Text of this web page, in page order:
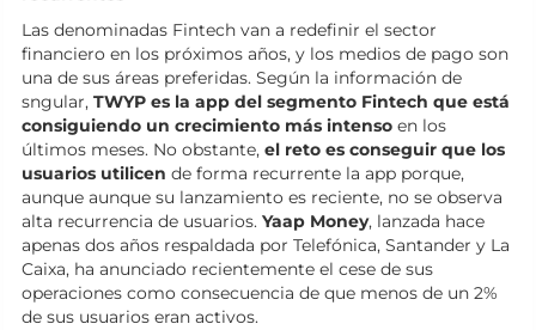
Las denominadas Fintech van a redefinir el sector
financiero en los próximos años, y los medios de pago son
una de sus áreas preferidas. Según la información de
sngular, TWYP es la app del segmento Fintech que está
consiguiendo un crecimiento más intenso en los
últimos meses. No obstante, el reto es conseguir que los
usuarios utilicen de forma recurrente la app porque,
aunque aunque su lanzamiento es reciente, no se observa
alta recurrencia de usuarios. Yaap Money, lanzada hace
apenas dos años respaldada por Telefónica, Santander y La
Caixa, ha anunciado recientemente el cese de sus
operaciones como consecuencia de que menos de un 2%
de sus usuarios eran activos.